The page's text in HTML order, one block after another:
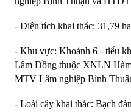
- Diện tích khai thác: 31,79
- Khu vực: Khoảnh 6 - tiểu
Lâm Đồng thuộc XNLN
MTV Lâm nghiệp Bình
- Loài cây khai thác: Bạch